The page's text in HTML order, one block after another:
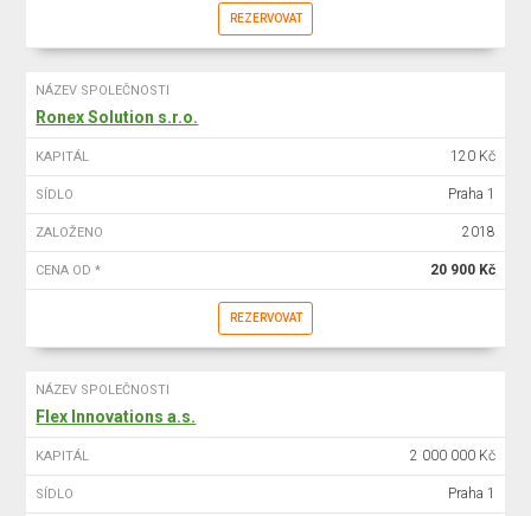
REZERVOVAT
NÁZEV SPOLEČNOSTI
Ronex Solution s.r.o.
KAPITÁL 120 Kč
SÍDLO Praha 1
ZALOŽENO 2018
CENA OD * 20 900 Kč
REZERVOVAT
NÁZEV SPOLEČNOSTI
Flex Innovations a.s.
KAPITÁL 2 000 000 Kč
SÍDLO Praha 1